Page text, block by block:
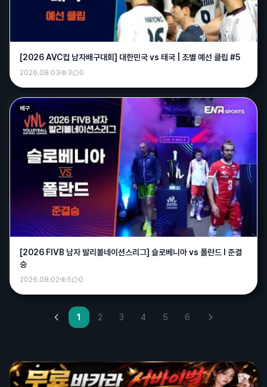
[2026 AVC컵 남자배구대회] 대한민국 vs 태국 | 조별 예선 클립 #5
2026.08.03 3 0
배구
[2026 FIVB 남자 발리볼네이션스리그] 슬로베니아 vs 폴란드 l 준결
승
2026.08.02 5 0
1 2 3 4 5 6
그러네요 ㄷㄷ날씨가 미치긴했어요
15:00
어제 관중한명 쓰러져서 싹다 취소하는듯;;;
와리가리15:53
퇴근마렵다
오늘 한신승 가자잇!!
와리가리20:09
더워서 시원한맥주 먹었더니 더덥다 잘못됐네ㅡㅡ
욕조숙녀08:49
좋은아침입니다!
바나나12:05
오늘도 야구 싹다 취소네...심심한데
퍼펙트 12:08
아....
굿벳
안녕하세요~
오늘 일야픽 추천즘 해주실분 ㅋ
에루샤15:05
다들 점심드셨어요?